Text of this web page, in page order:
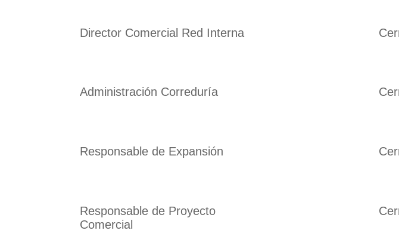
Director Comercial Red Interna
Administración Correduría
Responsable de Expansión
Responsable de Proyecto
Comercial